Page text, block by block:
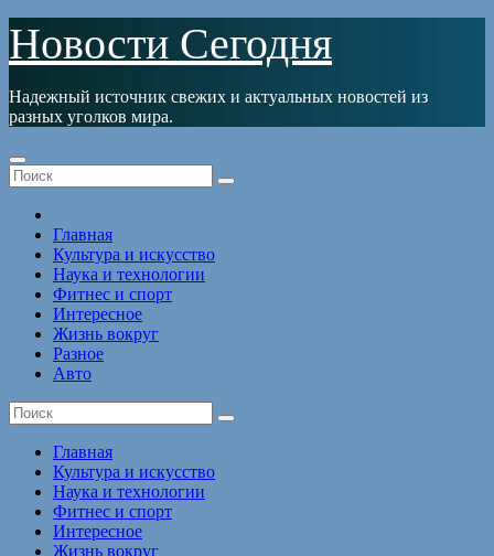
Перейти
содержимому
Новости Сегодня
Надежный источник свежих и актуальных новостей из
разных уголков мира.
Главная
Культура и искусство
Наука и технологии
Фитнес и спорт
Интересное
Жизнь вокруг
Разное
Авто
Главная
Культура и искусство
Наука и технологии
Фитнес и спорт
Интересное
Жизнь вокруг